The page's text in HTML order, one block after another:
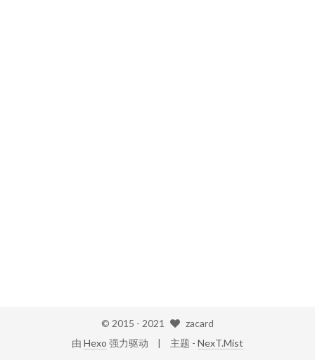
© 2015 - 2021
zacard
由 Hexo 强力驱动 主题 - NexT.Mist